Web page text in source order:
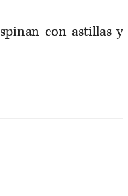
con astillas y